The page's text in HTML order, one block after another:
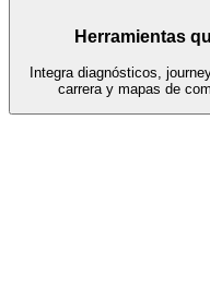
Herramientas
Integra diagnósticos,
carrera y mapas de